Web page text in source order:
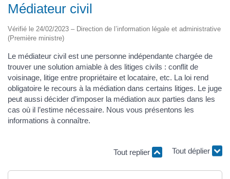
Médiateur civil
Vérifié le 24/02/2023 – Direction de l’information légale et administrative
(Première ministre)
Le médiateur civil est une personne indépendante chargée de
trouver une solution amiable à des litiges civils : conflit de
voisinage, litige entre propriétaire et locataire, etc. La loi rend
obligatoire le recours à la médiation dans certains litiges. Le juge
peut aussi décider d’imposer la médiation aux parties dans les
cas où il l’estime nécessaire. Nous vous présentons les
informations à connaître.
Tout replier Tout déplier